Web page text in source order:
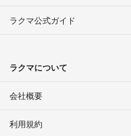
ラクマ公式ガイド
ラクマについて
会社概要
利用規約